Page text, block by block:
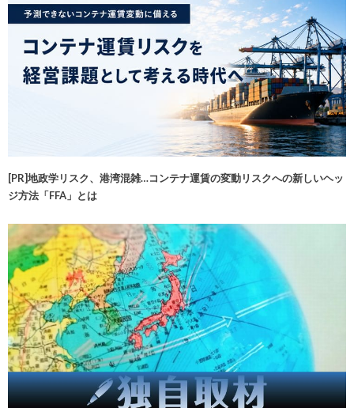
[PR]地政学リスク、港湾混雑…コンテナ運賃の変動リスクへの新しいヘッ
ジ方法「FFA」とは